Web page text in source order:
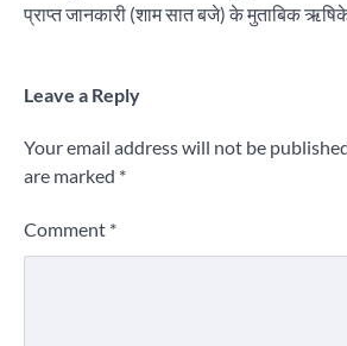
प्राप्त जानकारी (शाम सात बजे) के मुताबिक
Leave a Reply
Your email address will not be
are marked *
Comment *